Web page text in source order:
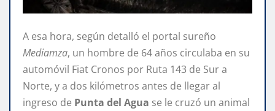
A esa hora, según detalló el portal sureño
Mediamza, un hombre de 64 años circulaba en su
automóvil Fiat Cronos por Ruta 143 de Sur a
Norte, y a dos kilómetros antes de llegar al
ingreso de Punta del Agua se le cruzó un animal